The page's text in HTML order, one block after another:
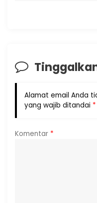
Alamat email Anda
yang wajib ditandai *
Komentar *